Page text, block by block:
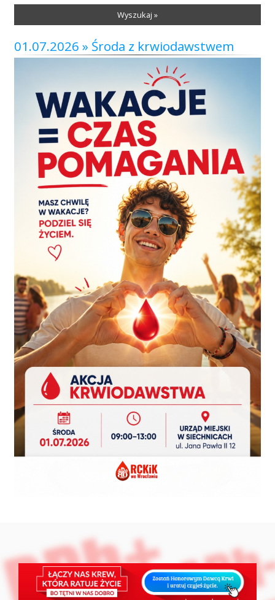
Badania
Przetargi
Kontakt
Wyszukaj »
01.07.2026 » Środa z krwiodawstwem